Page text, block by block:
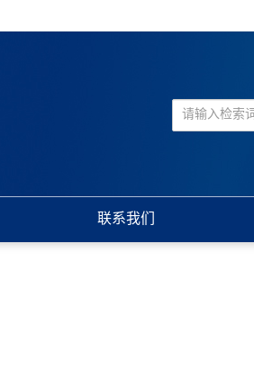
联系我们